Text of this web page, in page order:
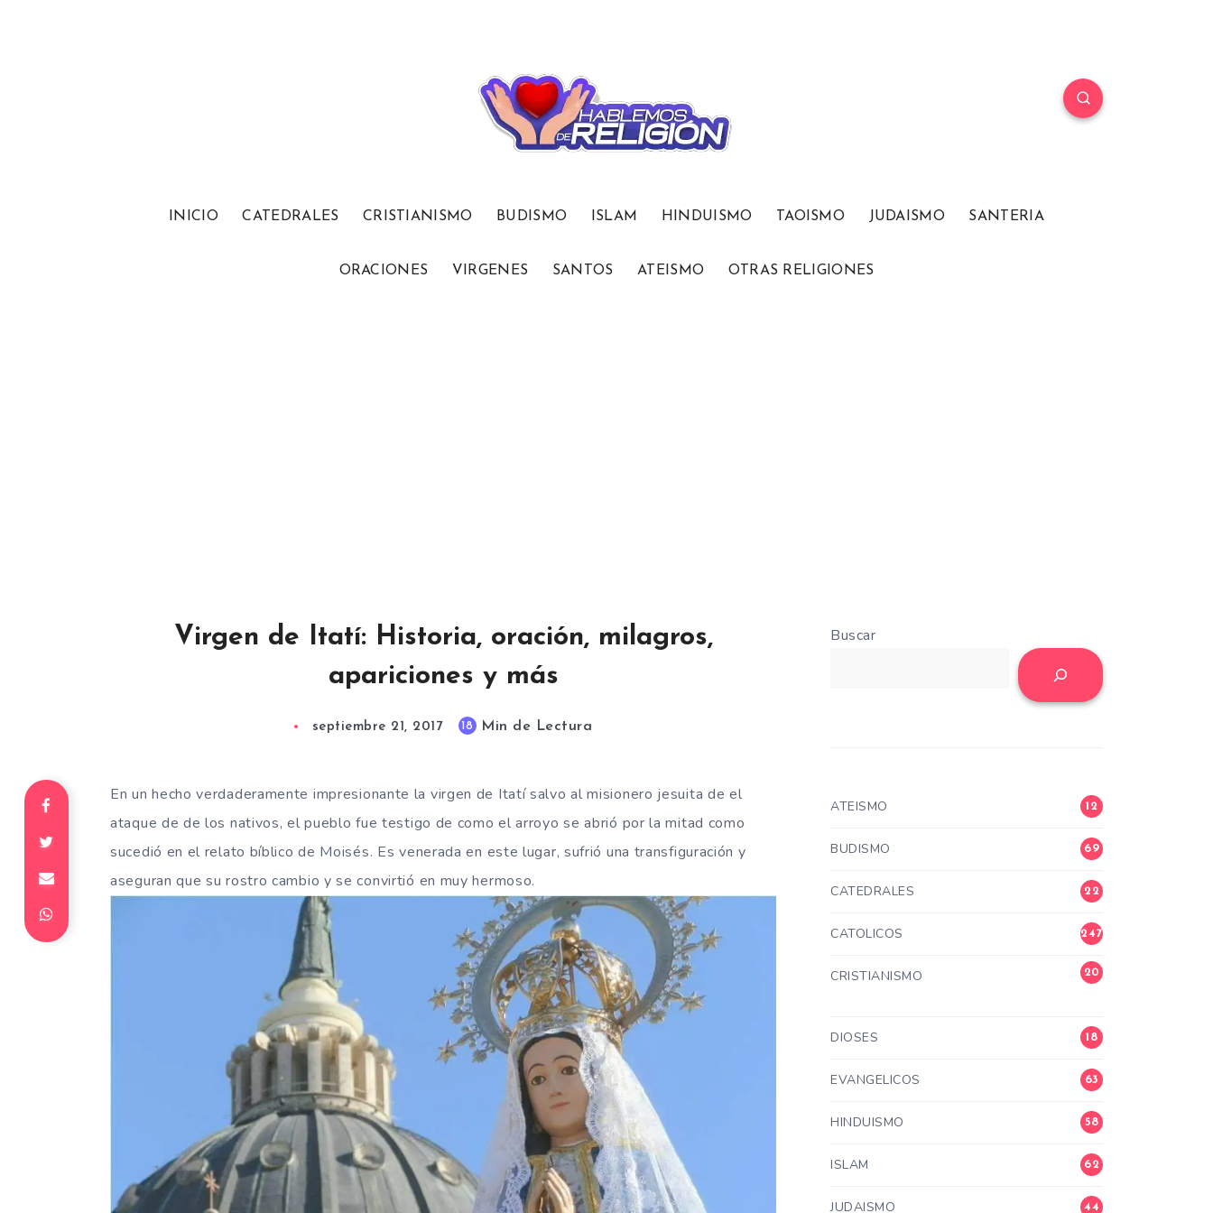
INICIO CATEDRALES CRISTIANISMO BUDISMO ISLAM HINDUISMO TAOISMO JUDAISMO SANTERIA
ORACIONES VIRGENES SANTOS ATEISMO OTRAS RELIGIONES
Virgen de Itatí: Historia, oración, milagros,
apariciones y más
septiembre 21, 2017 18 Min de Lectura
En un hecho verdaderamente impresionante la virgen de Itatí salvo al misionero jesuita de el
ataque de de los nativos, el pueblo fue testigo de como el arroyo se abrió por la mitad como
sucedió en el relato bíblico de Moisés. Es venerada en este lugar, sufrió una transfiguración y
aseguran que su rostro cambio y se convirtió en muy hermoso.
Buscar
ATEISMO 12
BUDISMO 69
CATEDRALES 22
CATOLICOS 247
CRISTIANISMO
20
DIOSES 18
EVANGELICOS 63
HINDUISMO 58
ISLAM 62
JUDAISMO 44